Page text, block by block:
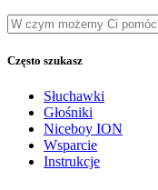
Często szukasz
Słuchawki
Głośniki
Niceboy ION
Wsparcie
Instrukcje